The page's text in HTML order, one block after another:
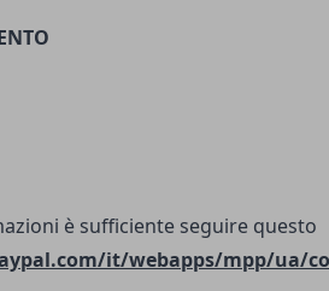
è sufficiente seguire questo
it/webapps/mpp/ua/